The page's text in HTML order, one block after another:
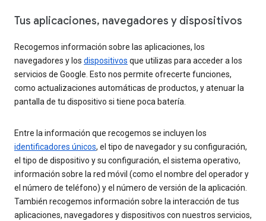
Tus aplicaciones, navegadores y dispositivos
Recogemos información sobre las aplicaciones, los
navegadores y los dispositivos que utilizas para acceder a los
servicios de Google. Esto nos permite ofrecerte funciones,
como actualizaciones automáticas de productos, y atenuar la
pantalla de tu dispositivo si tiene poca batería.
Entre la información que recogemos se incluyen los
identificadores únicos, el tipo de navegador y su configuración,
el tipo de dispositivo y su configuración, el sistema operativo,
información sobre la red móvil (como el nombre del operador y
el número de teléfono) y el número de versión de la aplicación.
También recogemos información sobre la interacción de tus
aplicaciones, navegadores y dispositivos con nuestros servicios,